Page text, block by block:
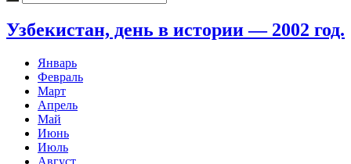
Узбекистан, день в истории — 2002 год.
Январь
Февраль
Март
Апрель
Май
Июнь
Июль
Август